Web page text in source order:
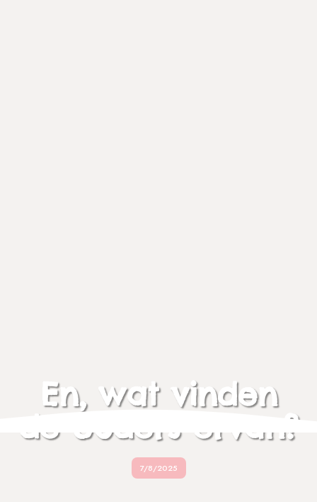
En, wat vinden
de ouders ervan?
7/8/2025